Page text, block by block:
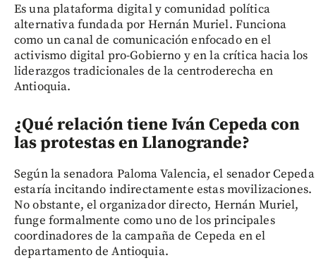
Es una plataforma digital y comunidad política
alternativa fundada por Hernán Muriel. Funciona
como un canal de comunicación enfocado en el
activismo digital pro-Gobierno y en la crítica hacia los
liderazgos tradicionales de la centroderecha en
Antioquia.
¿Qué relación tiene Iván Cepeda con
las protestas en Llanogrande?
Según la senadora Paloma Valencia, el senador Cepeda
estaría incitando indirectamente estas movilizaciones.
No obstante, el organizador directo, Hernán Muriel,
funge formalmente como uno de los principales
coordinadores de la campaña de Cepeda en el
departamento de Antioquia.